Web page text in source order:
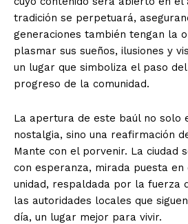
tradición se perpetuará,
generaciones también tengan la
plasmar sus sueños, ilusiones y
un lugar que simboliza el paso
progreso de la comunidad.
La apertura de este baúl no solo
nostalgia, sino una reafirmación
Mante con el porvenir. La ciudad
con esperanza, mirada puesta
unidad, respaldada por la fuerza
las autoridades locales que
día, un lugar mejor para vivir.